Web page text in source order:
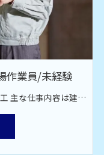
作業員/未経験
・ダクト工事 ・換気設備工事 ・設計施工 主な仕事内容は建設現場での空調設備工事です。オフィス、工場、飲食店、スーパーなどのダクト工場。 換気・排煙・空調などのダクト材の取り付け作業です。ダクト材接続・換気扇取り付け・ファン取付工事を行っております。 現場は全国対応！ 宮古島や甲子園近郊への出張もあります。